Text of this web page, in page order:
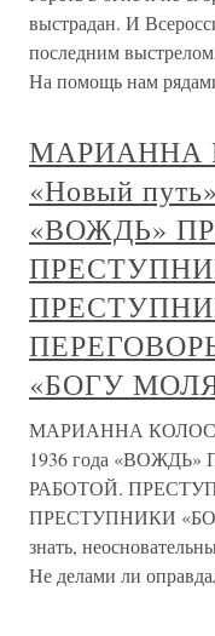
выстрадан. И
последним
На помощь нам
МАРИАННА
«Новый
«ВОЖДЬ»
«БОГУ
МАРИАННА
1936 года
РАБОТОЙ.
ПРЕСТУПНИКИ
знать,
Не делами ли